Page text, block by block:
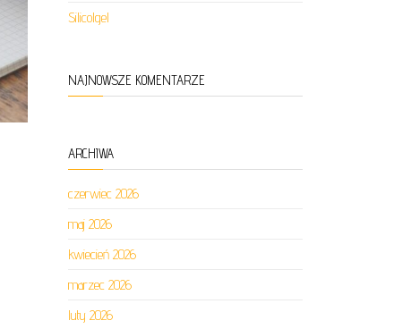
Silicolgel
NAJNOWSZE KOMENTARZE
ARCHIWA
czerwiec 2026
maj 2026
kwiecień 2026
marzec 2026
luty 2026